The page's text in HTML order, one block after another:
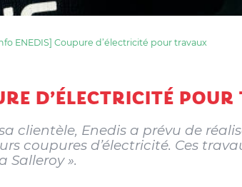
ENEDIS] Coupure d’électricité pour travaux
D’ÉLECTRICITÉ POUR
clientèle, Enedis a prévu de
coupures d’électricité. Ces
Salleroy ».